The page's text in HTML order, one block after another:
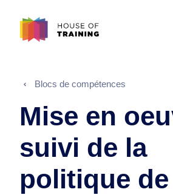
Blocs de compétences
Mise en
suivi de la
politique de